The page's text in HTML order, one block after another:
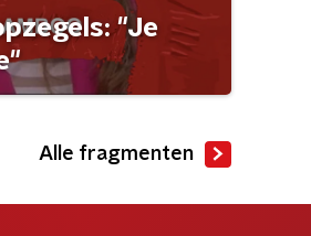
"Je
Alle fragmenten